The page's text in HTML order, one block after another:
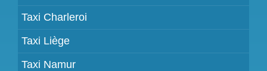
Taxi Charleroi
Taxi Liège
Taxi Namur